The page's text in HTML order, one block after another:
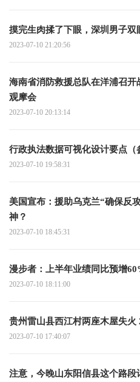
摸完生肉揉了下眼，深圳男子双
2023-07-10 21:20:56
海南省消防救援总队在洋浦召
观摩会
2023-07-10 20:13:14
行政执法数据可视化设计要点（
2023-07-10 19:58:31
美国宣布：援助乌克兰“确保反
神？
2023-07-10 18:45:31
漫步者：上半年业绩同比预增
2023-07-10 18:11:00
贵州雷山县西江村两座木屋失火
2023-07-10 17:40:07
注意，今晚山东阳信县这个路段